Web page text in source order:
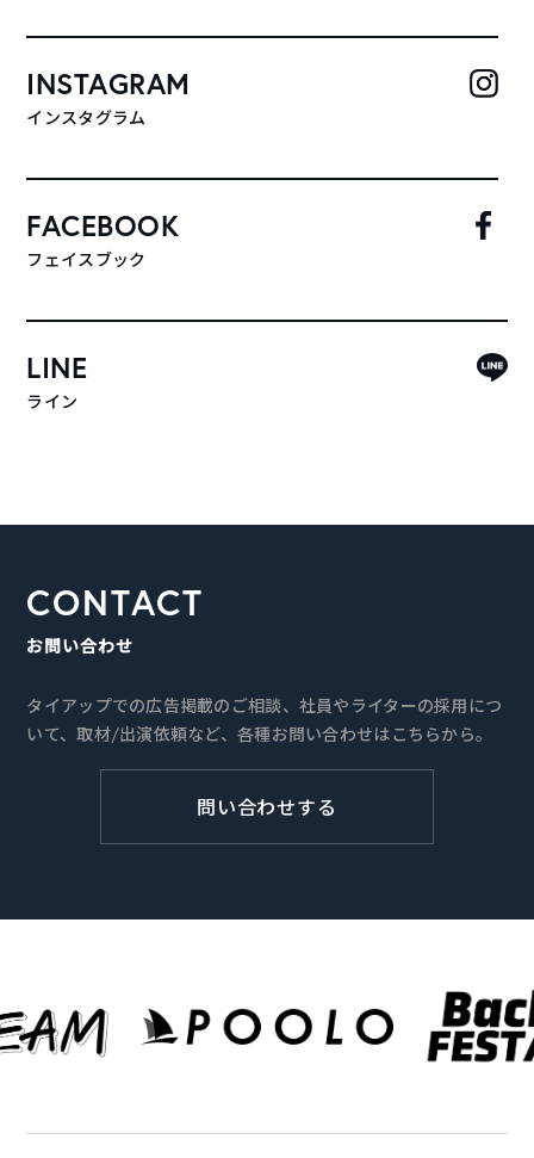
INSTAGRAM
インスタグラム
FACEBOOK
フェイスブック
LINE
ライン
CONTACT
お問い合わせ
タイアップでの広告掲載のご相談、社員やライターの採用につ
いて、取材/出演依頼など、各種お問い合わせはこちらから。
問い合わせする